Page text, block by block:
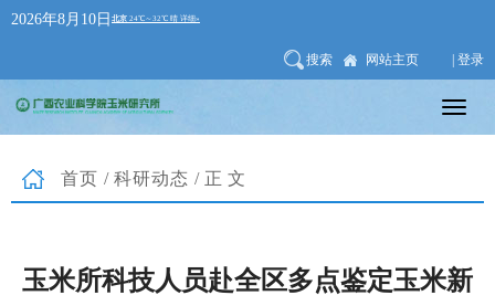
2026年8月10日
搜索 网站主页 | 登录
首页 / 科研动态 /正文
玉米所科技人员赴全区多点鉴定玉米新